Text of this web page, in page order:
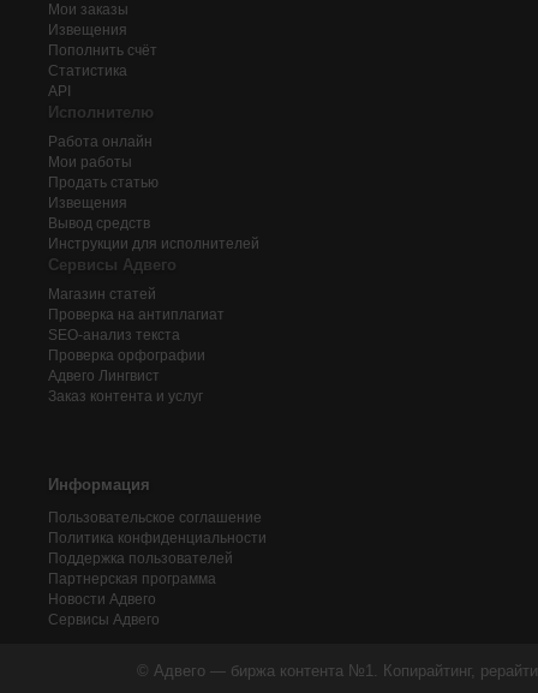
Мои заказы
Извещения
Пополнить счёт
Статистика
API
Исполнителю
Работа онлайн
Мои работы
Продать статью
Извещения
Вывод средств
Инструкции для исполнителей
Сервисы Адвего
Магазин статей
Проверка на антиплагиат
SEO-анализ текста
Проверка орфографии
Адвего Лингвист
Заказ контента и услуг
Информация
Пользовательское соглашение
Политика конфиденциальности
Поддержка пользователей
Партнерская программа
Новости Адвего
Сервисы Адвего
© Адвего — биржа контента №1. Копирайтинг,